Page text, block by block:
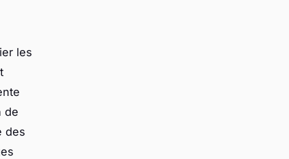
les
de
des